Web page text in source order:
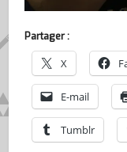
Partager :
X
E-mail
Tumblr